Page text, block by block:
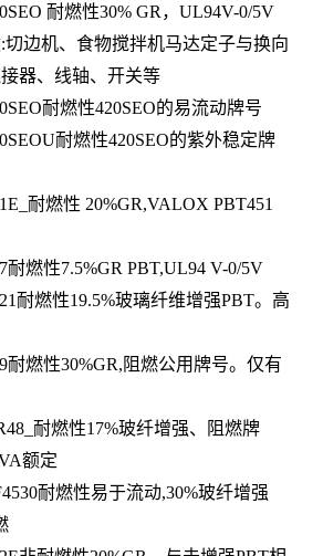
耐燃性30% GR，UL94V-0/5V
边机、食物搅拌机马达定子与换向
器、线轴、开关等
耐燃性420SEO的易流动牌号
耐燃性420SEO的紫外稳定牌
耐燃性 20%GR,VALOX PBT451
耐燃性7.5%GR PBT,UL94 V-0/5V
耐燃性19.5%玻璃纤维增强PBT。高
耐燃性30%GR,阻燃公用牌号。仅有
耐燃性17%玻纤增强、阻燃牌
额定
耐燃性易于流动,30%玻纤增强